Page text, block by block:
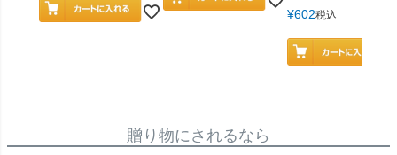
¥602税込
贈り物にされるなら